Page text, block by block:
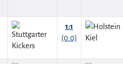
1:1
(0:0)